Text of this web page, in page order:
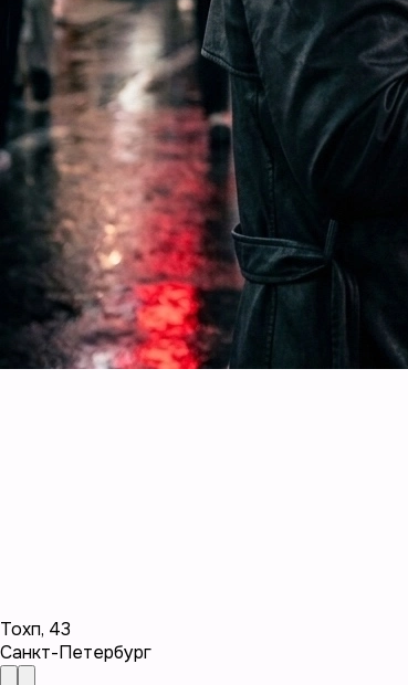
Тохп, 43
Санкт-Петербург